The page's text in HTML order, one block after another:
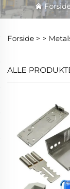
Forside > >
ALLE